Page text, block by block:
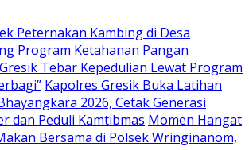
Peternakan Kambing di Desa
Program Ketahanan Pangan
Tebar Kepedulian Lewat Program
Kapolres Gresik Buka Latihan
2026, Cetak Generasi
dan Peduli Kamtibmas Momen Hangat
Bersama di Polsek Wringinanom,